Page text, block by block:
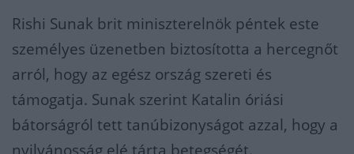
Rishi Sunak brit miniszterelnök péntek este
személyes üzenetben biztosította a hercegnőt
arról, hogy az egész ország szereti és
támogatja. Sunak szerint Katalin óriási
bátorságról tett tanúbizonyságot azzal, hogy a